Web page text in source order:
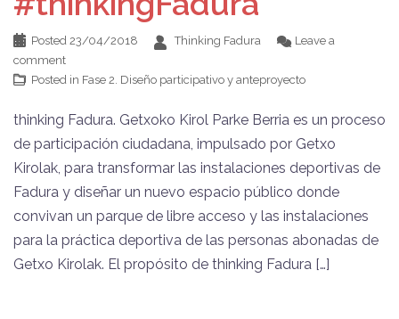
Posted 23/04/2018 Thinking Fadura
Leave a
comment
Posted in Fase 2. Diseño participativo y anteproyecto
thinking Fadura. Getxoko Kirol Parke Berria es un proceso
de participación ciudadana, impulsado por Getxo
Kirolak, para transformar las instalaciones deportivas de
Fadura y diseñar un nuevo espacio público donde
convivan un parque de libre acceso y las instalaciones
para la práctica deportiva de las personas abonadas de
Getxo Kirolak. El propósito de thinking Fadura […]